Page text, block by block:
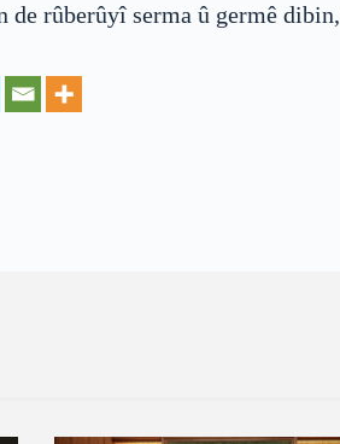
de rûberûyî serma û germê